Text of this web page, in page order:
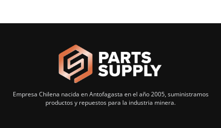
Empresa Chilena nacida en Antofagasta en el año 2005, suministramos
productos y repuestos para la industria minera.